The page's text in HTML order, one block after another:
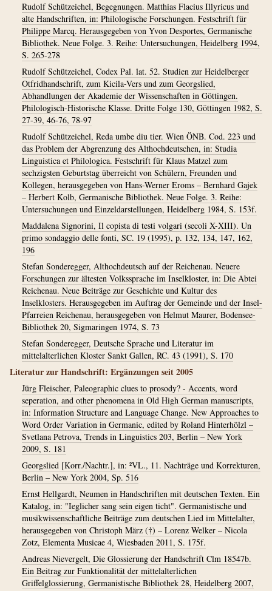
Rudolf Schützeichel, Begegnungen. Matthias Flacius Illyricus und
alte Handschriften, in: Philologische Forschungen. Festschrift für
Philippe Marcq. Herausgegeben von Yvon Desportes, Germanische
Bibliothek. Neue Folge. 3. Reihe: Untersuchungen, Heidelberg 1994,
S. 265-278
Rudolf Schützeichel, Codex Pal. lat. 52. Studien zur Heidelberger
Otfridhandschrift, zum Kicila-Vers und zum Georgslied,
Abhandlungen der Akademie der Wissenschaften in Göttingen.
Philologisch-Historische Klasse. Dritte Folge 130, Göttingen 1982, S.
27-39, 46-76, 78-97
Rudolf Schützeichel, Reda umbe diu tier. Wien ÖNB. Cod. 223 und
das Problem der Abgrenzung des Althochdeutschen, in: Studia
Linguistica et Philologica. Festschrift für Klaus Matzel zum
sechzigsten Geburtstag überreicht von Schülern, Freunden und
Kollegen, herausgegeben von Hans-Werner Eroms – Bernhard Gajek
– Herbert Kolb, Germanische Bibliothek. Neue Folge. 3. Reihe:
Untersuchungen und Einzeldarstellungen, Heidelberg 1984, S. 153f.
Maddalena Signorini, Il copista di testi volgari (secoli X-XIII). Un
primo sondaggio delle fonti, SC. 19 (1995), p. 132, 134, 147, 162,
196
Stefan Sonderegger, Althochdeutsch auf der Reichenau. Neuere
Forschungen zur ältesten Volkssprache im Inselkloster, in: Die Abtei
Reichenau. Neue Beiträge zur Geschichte und Kultur des
Inselklosters. Herausgegeben im Auftrag der Gemeinde und der Insel-
Pfarreien Reichenau, herausgegeben von Helmut Maurer, Bodensee-
Bibliothek 20, Sigmaringen 1974, S. 73
Stefan Sonderegger, Deutsche Sprache und Literatur im
mittelalterlichen Kloster Sankt Gallen, RC. 43 (1991), S. 170
Literatur zur Handschrift: Ergänzungen seit 2005
Jürg Fleischer, Paleographic clues to prosody? - Accents, word
seperation, and other phenomena in Old High German manuscripts,
in: Information Structure and Language Change. New Approaches to
Word Order Variation in Germanic, edited by Roland Hinterhölzl –
Svetlana Petrova, Trends in Linguistics 203, Berlin – New York
2009, S. 181
Georgslied [Korr./Nachtr.], in: ²VL., 11. Nachträge und Korrekturen,
Berlin – New York 2004, Sp. 516
Ernst Hellgardt, Neumen in Handschriften mit deutschen Texten. Ein
Katalog, in: "Ieglicher sang sein eigen ticht". Germanistische und
musikwissenschaftliche Beiträge zum deutschen Lied im Mittelalter,
herausgegeben von Christoph März (†) – Lorenz Welker – Nicola
Zotz, Elementa Musicae 4, Wiesbaden 2011, S. 175f.
Andreas Nievergelt, Die Glossierung der Handschrift Clm 18547b.
Ein Beitrag zur Funktionalität der mittelalterlichen
Griffelglossierung, Germanistische Bibliothek 28, Heidelberg 2007,